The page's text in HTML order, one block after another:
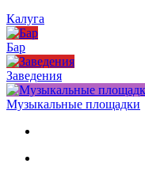
Калуга
Бар
Заведения
Музыкальные площадки